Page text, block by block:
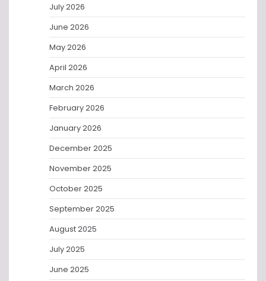
July 2026
June 2026
May 2026
April 2026
March 2026
February 2026
January 2026
December 2025
November 2025
October 2025
September 2025
August 2025
July 2025
June 2025